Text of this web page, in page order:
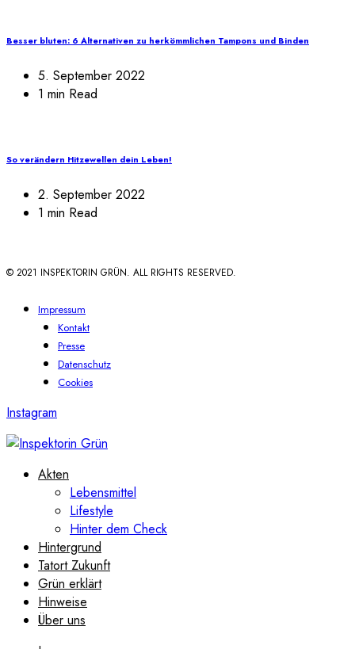
Besser bluten: 6 Alternativen zu herkömmlichen Tampons und Binden
5. September 2022
1 min Read
So verändern Hitzewellen dein Leben!
2. September 2022
1 min Read
© 2021 INSPEKTORIN GRÜN. ALL RIGHTS RESERVED.
Impressum
Kontakt
Presse
Datenschutz
Cookies
Instagram
Akten
Lebensmittel
Lifestyle
Hinter dem Check
Hintergrund
Tatort Zukunft
Grün erklärt
Hinweise
Über uns